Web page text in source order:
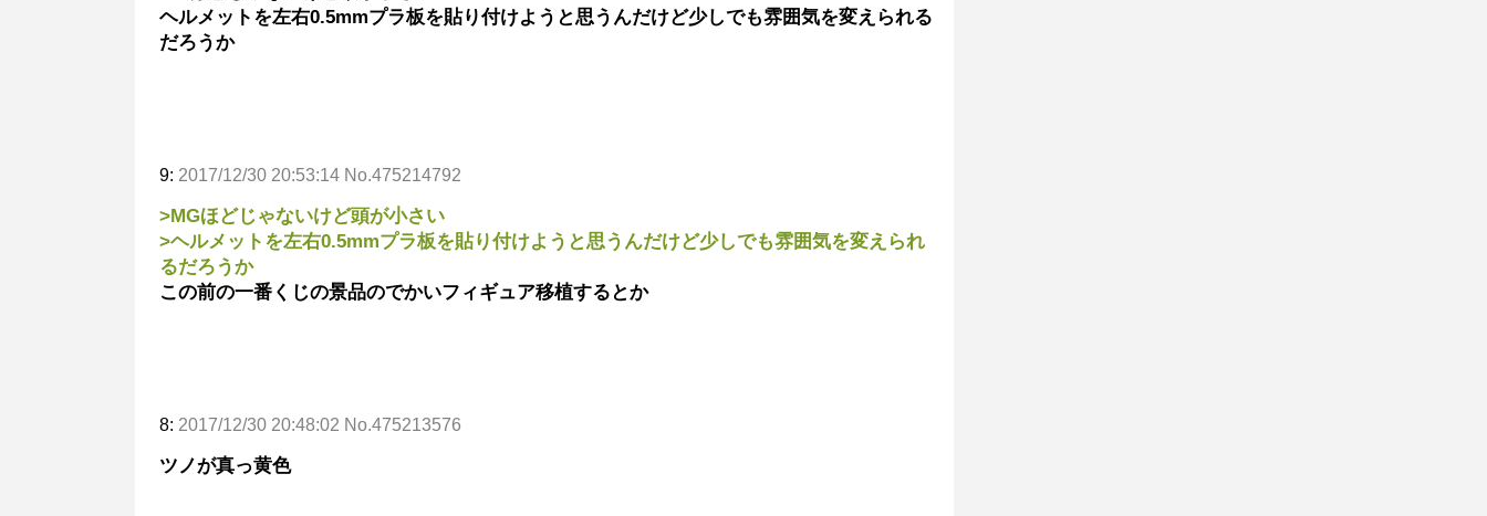
ヘルメットを左右0.5mmプラ板を貼り付けようと思うんだけど少しでも雰囲気を変えられる
だろうか
9: 2017/12/30 20:53:14 No.475214792
>MGほどじゃないけど頭が小さい
>ヘルメットを左右0.5mmプラ板を貼り付けようと思うんだけど少しでも雰囲気を変えられ
るだろうか
この前の一番くじの景品のでかいフィギュア移植するとか
8: 2017/12/30 20:48:02 No.475213576
ツノが真っ黄色